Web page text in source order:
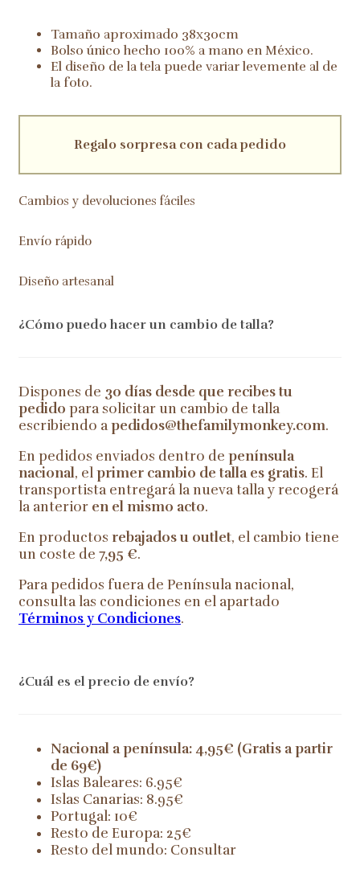
cantidadTamaño aproximado 38x30cm
Bolso único hecho 100% a mano en México.
El diseño de la tela puede variar levemente al de
la foto.
Regalo sorpresa con cada pedido
Cambios y devoluciones fáciles
Envío rápido
Diseño artesanal
¿Cómo puedo hacer un cambio de talla?
Dispones de 30 días desde que recibes tu
pedido para solicitar un cambio de talla
escribiendo apedidos@thefamilymonkey.com.
En pedidos enviados dentro de península
nacional, elprimer cambio de talla es gratis. El
transportista entregará la nueva talla y recogerá
la anterior en el mismo acto.
En productos rebajados u outlet, el cambio tiene
un coste de 7,95 €.
Para pedidos fuera de Península nacional,
consulta las condiciones en el apartado
Términos y Condiciones.
¿Cuál es el precio de envío?
Nacional a península: 4,95€ (Gratis a partir
de 69€)
Islas Baleares: 6.95€
Islas Canarias: 8.95€
Portugal: 10€
Resto de Europa: 25€
Resto del mundo: Consultar